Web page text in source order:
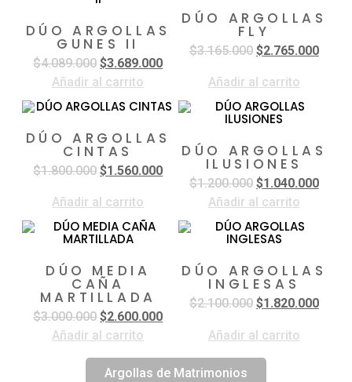
DÚO ARGOLLAS
GUNES II
$4.089.000 $3.689.000
Añadir al carrito
DÚO ARGOLLAS
FLY
$3.165.000 $2.765.000
Añadir al carrito
DÚO ARGOLLAS
CINTAS
$1.800.000 $1.560.000
Añadir al carrito
DÚO ARGOLLAS
ILUSIONES
$1.200.000 $1.040.000
Añadir al carrito
DÚO MEDIA
CAÑA
MARTILLADA
$3.000.000 $2.600.000
Añadir al carrito
DÚO ARGOLLAS
INGLESAS
$2.100.000 $1.820.000
Añadir al carrito
Argollas de Matrimonios